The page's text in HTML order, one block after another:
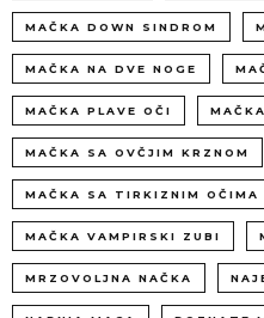
MAČKA DOWN SINDROM
MAČKA NA DVE NOGE
MAČKA PLAVE OČI
MAČKA SA OVČJIM KRZNOM
MAČKA SA TIRKIZNIM OČIMA
MAČKA VAMPIRSKI ZUBI
MRZOVOLJNA NAČKA